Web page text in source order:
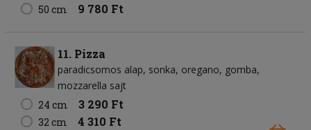
50 cm 9 780 Ft
11. Pizza
paradicsomos alap sonka oregano gomba
mozzarella sajt
24 cm
3 290 Ft
32 cm 4 310 Ft